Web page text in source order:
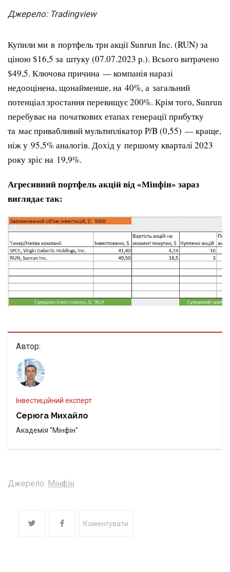
Джерело: Tradingview
Купили ми в портфель три акції Sunrun Inc. (RUN) за
ціною $16,5 за штуку (07.07.2023 р.). Всього витрачено
$49,5. Ключова причина — компанія наразі
недооцінена, щонайменше, на 40%, а загальний
потенціал зростання перевищує 200%. Крім того, Sunrun
перебуває на початкових етапах генерації прибутку
та має привабливий мультиплікатор P/B (0,55) — краще,
ніж у 95,5% аналогів. Дохід у першому кварталі 2023
року зріс на 19,9%.
Агресивний портфель акцій від «Мінфін» зараз
виглядає так:
Автор:
Інвестиційний експерт
Серюга Михайло
Академія "Мінфін"
Джерело: Мінфін
Коментувати